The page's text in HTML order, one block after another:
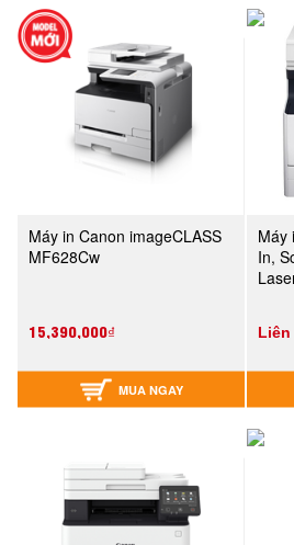
Máy in Canon imageCLASS
MF628Cw
15,390,000₫
MUA NGAY
Máy
In,
Liên